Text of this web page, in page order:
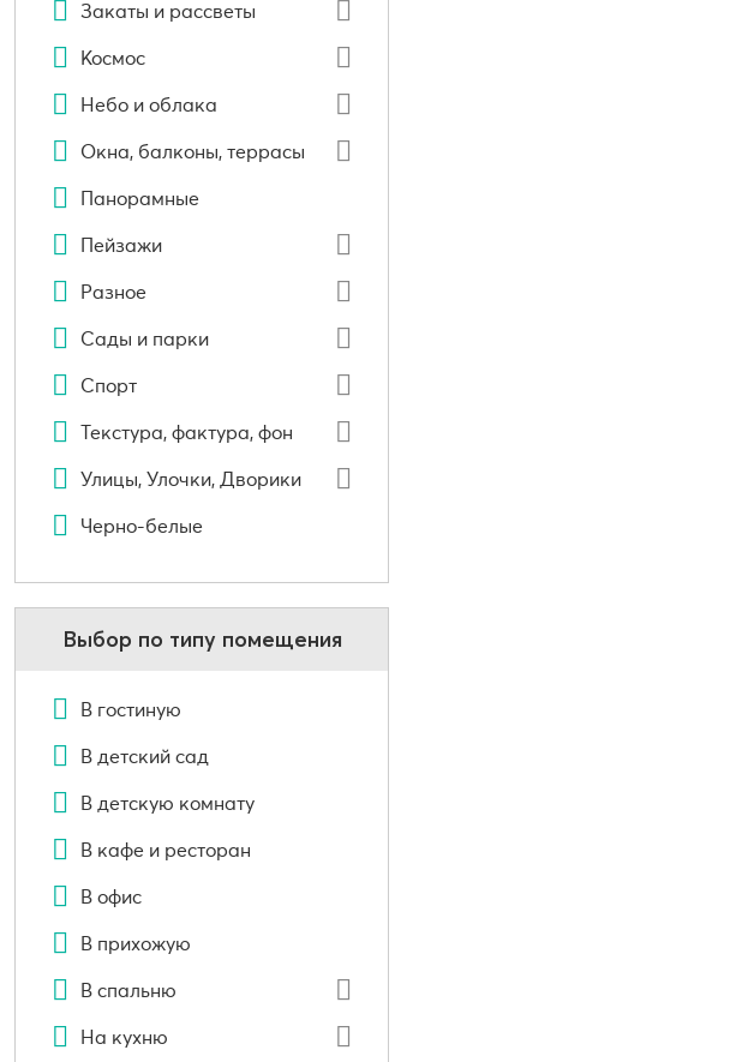
Закаты и рассветы
Космос
Небо и облака
Окна, балконы, террасы
Панорамные
Пейзажи
Разное
Сады и парки
Спорт
Текстура, фактура, фон
Улицы, Улочки, Дворики
Черно-белые
Выбор по типу помещения
В гостиную
В детский сад
В детскую комнату
В кафе и ресторан
В офис
В прихожую
В спальню
На кухню